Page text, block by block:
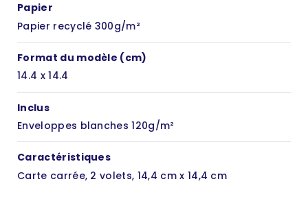
Papier
Papier recyclé 300g/m²
Format du modèle (cm)
14.4 x 14.4
Inclus
Enveloppes blanches 120g/m²
Caractéristiques
Carte carrée, 2 volets, 14,4 cm x 14,4 cm